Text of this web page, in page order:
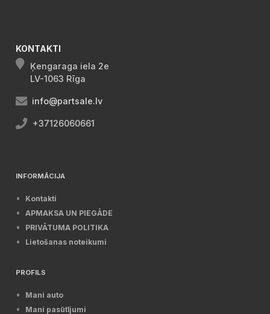
KONTAKTI
Ķengaraga iela 2e
LV-1063 Rīga
info@partsale.lv
+37126060661
INFORMĀCIJA
Kontakti
APMAKSA UN PIEGĀDE
PRIVĀTUMA POLITIKA
Lietošanas noteikumi
PROFILS
Mani auto
Mani pasūtījumi